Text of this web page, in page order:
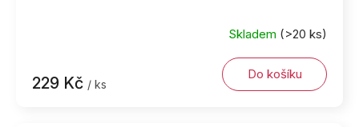
Skladem (>20 ks)
229 Kč / ks
Do košíku